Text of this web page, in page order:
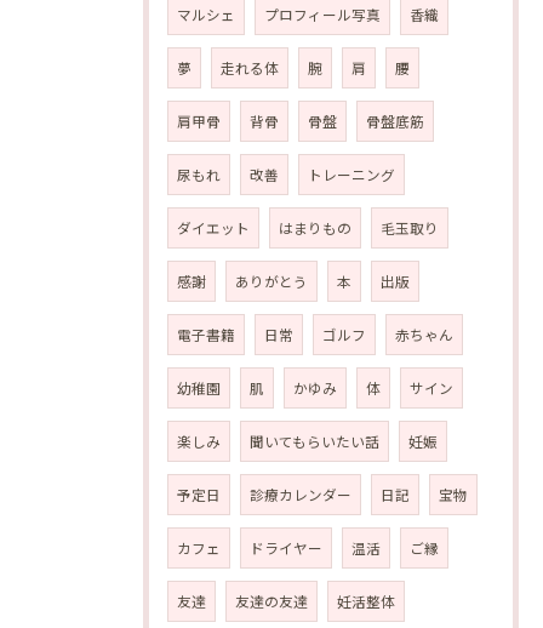
マルシェ プロフィール写真 香織
夢 走れる体 腕 肩 腰
肩甲骨 背骨 骨盤 骨盤底筋
尿もれ 改善 トレーニング
ダイエット はまりもの 毛玉取り
感謝 ありがとう 本 出版
電子書籍 日常 ゴルフ 赤ちゃん
幼稚園 肌 かゆみ 体 サイン
楽しみ 聞いてもらいたい話 妊娠
予定日 診療カレンダー 日記 宝物
カフェ ドライヤー 温活 ご縁
友達 友達の友達 妊活整体